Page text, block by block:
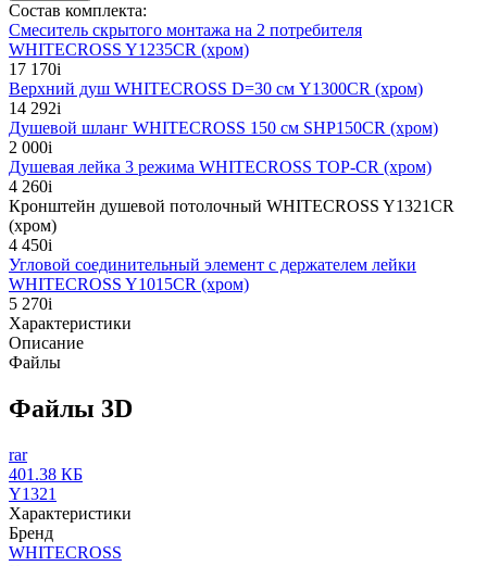
Состав комплекта:
Смеситель скрытого монтажа на 2 потребителя
WHITECROSS Y1235CR (хром)
17 170i
Верхний душ WHITECROSS D=30 см Y1300CR (хром)
14 292i
Душевой шланг WHITECROSS 150 см SHP150CR (хром)
2 000i
Душевая лейка 3 режима WHITECROSS TOP-CR (хром)
4 260i
Кронштейн душевой потолочный WHITECROSS Y1321CR
(хром)
4 450i
Угловой соединительный элемент с держателем лейки
WHITECROSS Y1015CR (хром)
5 270i
Характеристики
Описание
Файлы
Файлы 3D
rar
401.38 КБ
Y1321
Характеристики
Бренд
WHITECROSS